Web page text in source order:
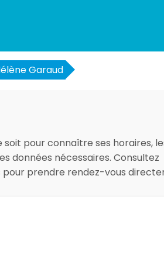
Garaud
pour connaître ses horaires,
données nécessaires. Consultez
pour prendre rendez-vous